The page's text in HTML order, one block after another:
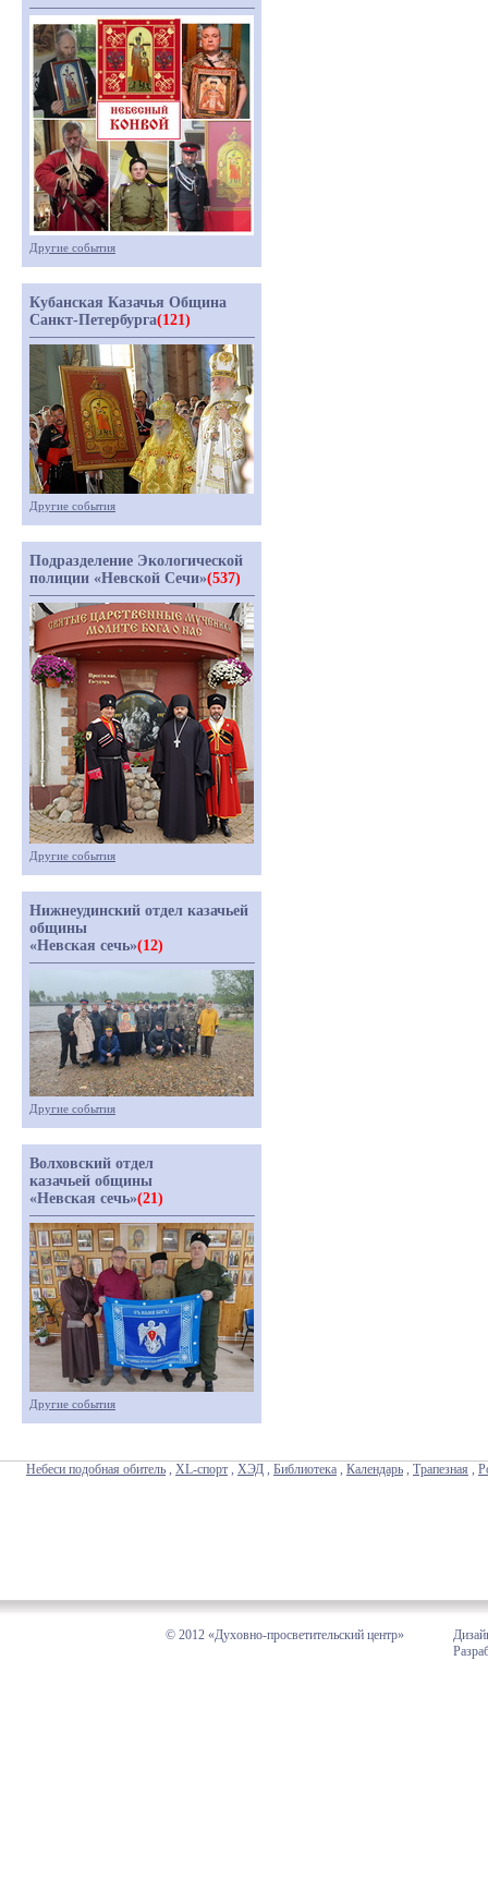
Другие события
Кубанская Казачья Община
Санкт-Петербурга(121)
Другие события
Подразделение Экологической
полиции «Невской Сечи»(537)
Другие события
Нижнеудинский отдел казачьей
общины
«Невская сечь»(12)
Другие события
Волховский отдел
казачьей общины
«Невская сечь»(21)
Другие события
Небеси подобная обитель , XL-спорт , ХЭД , Библиотека , Календарь , Трапезная ,
© 2012 «Духовно-просветительский центр»